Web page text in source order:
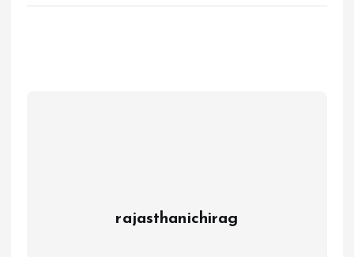
rajasthanichirag